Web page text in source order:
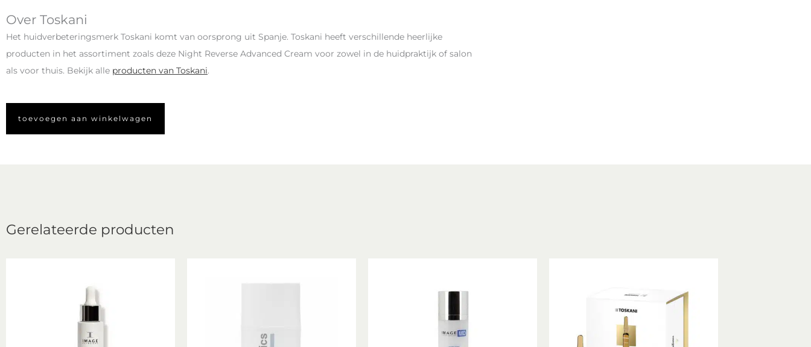
Over Toskani
Het huidverbeteringsmerk Toskani komt van oorsprong uit Spanje. Toskani heeft verschillende heerlijke
producten in het assortiment zoals deze Night Reverse Advanced Cream voor zowel in de huidpraktijk of salon
als voor thuis. Bekijk alle producten van Toskani.
toevoegen aan winkelwagen
Gerelateerde producten